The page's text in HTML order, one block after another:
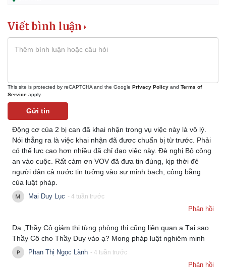
Viết bình luận
This site is protected by reCAPTCHA and the Google Privacy Policy and Terms of
Service apply.
Gửi tin
Động cơ của 2 bị can đã khai nhận trong vụ việc này là vô lý.
Nói thẳng ra là việc khai nhận đã đươc chuẩn bị từ trước. Phải
có thế lực cao hơn nhiều đã chỉ đạo việc này. Đè nghị Bộ công
an vào cuộc. Rất cảm ơn VOV đã đưa tin đúng, kịp thời đẻ
người dân cả nước tin tưởng vào sự minh bạch, công bằng
của luật pháp.
Mai Duy Lục - 4 tuần trước
Phản hồi
Dạ ,Thầy Cô giám thị từng phòng thi cũng liên quan ạ.Tại sao
Thầy Cô cho Thầy Duy vào ạ? Mong pháp luật nghiêm minh
Phan Thị Ngọc Lành - 4 tuần trước
Phản hồi